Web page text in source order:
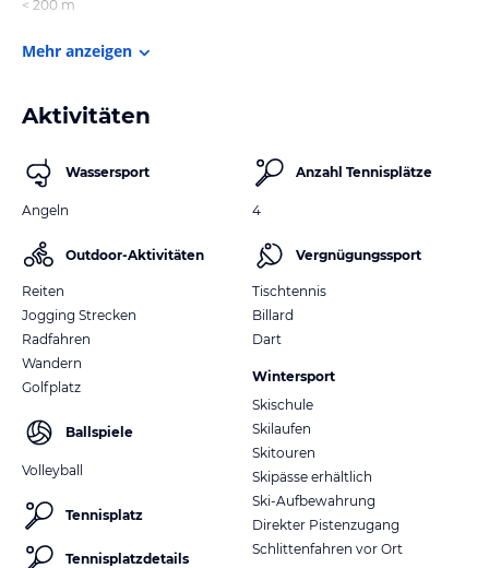
< 200 m
Mehr anzeigen
Aktivitäten
Wassersport
Angeln
Outdoor-Aktivitäten
Reiten
Jogging Strecken
Radfahren
Wandern
Golfplatz
Ballspiele
Volleyball
Tennisplatz
Tennisplatzdetails
Anzahl Tennisplätze
4
Vergnügungssport
Tischtennis
Billard
Dart
Wintersport
Skischule
Skilaufen
Skitouren
Skipässe erhältlich
Ski-Aufbewahrung
Direkter Pistenzugang
Schlittenfahren vor Ort